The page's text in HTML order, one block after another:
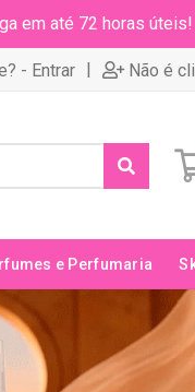
em até 72 horas úteis!
- Entrar | Não é
e Perfumaria